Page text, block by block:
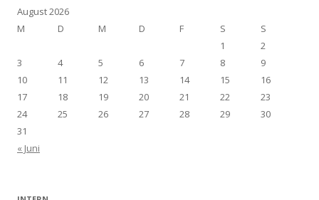
August 2026
M
D M D F S S
« Juni
1
2
3
4 5 6 7 8
9
10
11 12 13 14 15
16
17
18 19 20 21 22
23
24
25 26 27 28 29
30
31